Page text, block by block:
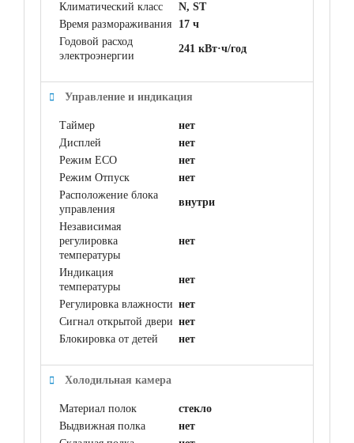
Климатический класс
N, ST
Время размораживания
17 ч
Годовой расход
электроэнергии
241 кВт·ч/год
Управление и индикация
Таймер
нет
Дисплей
нет
Режим ECO
нет
Режим Отпуск
нет
Расположение блока
управления
внутри
Независимая
регулировка
температуры
нет
Индикация
температуры
нет
Регулировка влажности нет
Сигнал открытой двери нет
Блокировка от детей
нет
Холодильная камера
Материал полок
стекло
Выдвижная полка
нет